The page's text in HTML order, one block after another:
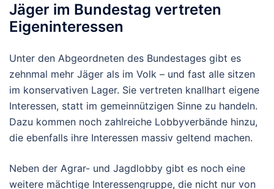
Jäger im Bundestag vertreten
Eigeninteressen
Unter den Abgeordneten des Bundestages gibt es
zehnmal mehr Jäger als im Volk – und fast alle sitzen
im konservativen Lager. Sie vertreten knallhart eigene
Interessen, statt im gemeinnützigen Sinne zu handeln.
Dazu kommen noch zahlreiche Lobbyverbände hinzu,
die ebenfalls ihre Interessen massiv geltend machen.
Neben der Agrar- und Jagdlobby gibt es noch eine
weitere mächtige Interessengruppe, die nicht nur von